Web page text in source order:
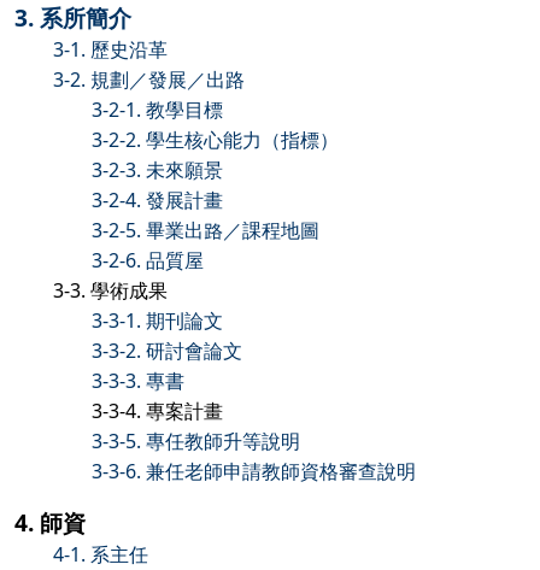
3. 系所簡介
3-1. 歷史沿革
3-2. 規劃／發展／出路
3-2-1. 教學目標
3-2-2. 學生核心能力（指標）
3-2-3. 未來願景
3-2-4. 發展計畫
3-2-5. 畢業出路／課程地圖
3-2-6. 品質屋
3-3. 學術成果
3-3-1. 期刊論文
3-3-2. 研討會論文
3-3-3. 專書
3-3-4. 專案計畫
3-3-5. 專任教師升等說明
3-3-6. 兼任老師申請教師資格審查說明
4. 師資
4-1. 系主任